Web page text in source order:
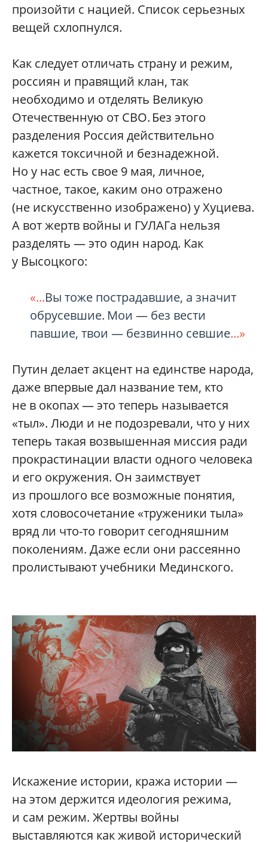
произойти с нацией. Список серьезных
вещей схлопнулся.
Как следует отличать страну и режим,
россиян и правящий клан, так
необходимо и отделять Великую
Отечественную от СВО. Без этого
разделения Россия действительно
кажется токсичной и безнадежной.
Но у нас есть свое 9 мая, личное,
частное, такое, каким оно отражено
(не искусственно изображено) у Хуциева.
А вот жертв войны и ГУЛАГа нельзя
разделять — это один народ. Как
у Высоцкого:
«...Вы тоже пострадавшие, а значит
обрусевшие. Мои — без вести
павшие, твои — безвинно севшие...»
Путин делает акцент на единстве народа,
даже впервые дал название тем, кто
не в окопах — это теперь называется
«тыл». Люди и не подозревали, что у них
теперь такая возвышенная миссия ради
прокрастинации власти одного человека
и его окружения. Он заимствует
из прошлого все возможные понятия,
хотя словосочетание «труженики тыла»
вряд ли что-то говорит сегодняшним
поколениям. Даже если они рассеянно
пролистывают учебники Мединского.
Искажение истории, кража истории —
на этом держится идеология режима,
и сам режим. Жертвы войны
выставляются как живой исторический